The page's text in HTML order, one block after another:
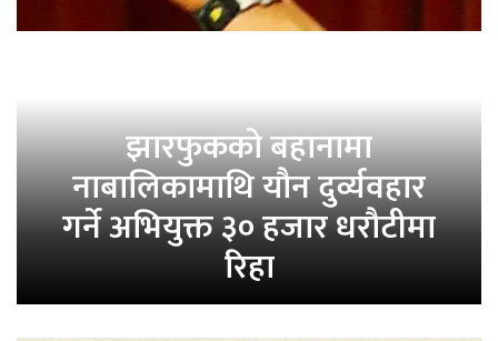
झारफुकको बहानामा
नाबालिकामाथि यौन दुर्व्यवहार
गर्ने अभियुक्त ३० हजार धरौटीमा
रिहा